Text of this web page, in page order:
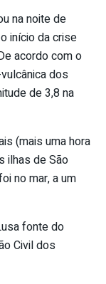
na noite de
início da crise
acordo com o
dos
de 3,8 na
(mais uma hora
ilhas de São
no mar, a um
fonte do
Civil dos